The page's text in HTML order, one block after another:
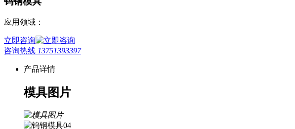
应用领域：
立即咨询
咨询热线 13751393397
产品详情
模具图片